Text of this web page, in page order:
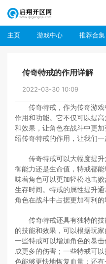
主页 游戏中心 推荐合集
传奇特戒的作用详解
2022-03-30 10:09
传奇特戒，作为传奇游
作用和功能。它不仅可以提
和效果，让角色在战斗中更
绍传奇特戒的作用，让我们一
传奇特戒可以大幅度提
御能力还是生命值，特戒都
味着角色可以更加轻松地击
生存时间。特戒的属性提升
角色在战斗中占据更加有利的
传奇特戒还具有独特的
的技能和效果，可以根据玩
一些特戒可以增加角色的暴
成更多的伤害；一些特戒可
色能够更快地恢复血量；还